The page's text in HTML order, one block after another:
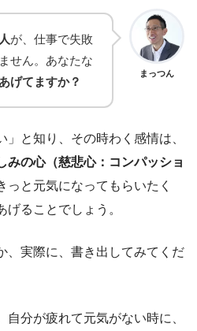
まっつん
が、仕事で失敗
せん。あなたな
げてますか？
と知り、その時わく感情は、
みの心（慈悲心：コンパッショ
っと元気になってもらいたく
ることでしょう。
実際に、書き出してみてくだ
分が疲れて元気がない時に、